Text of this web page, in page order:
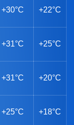
+30°C +22°C
+31°C +25°C
+31°C +20°C
+25°C +18°C